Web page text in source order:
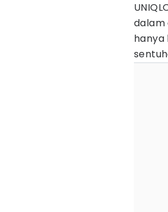
dalam
hanya